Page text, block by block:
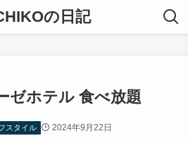
の日記
ゼホテル 食べ放題
スタイル 2024年9月22日